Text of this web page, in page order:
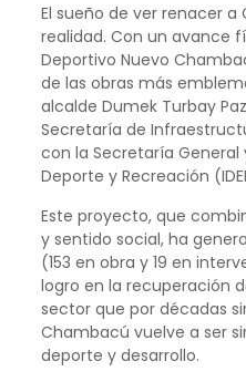
El sueño de ver renacer
realidad. Con un avance
Deportivo Nuevo
de las obras más
alcalde Dumek Turbay
Secretaría de
con la Secretaría
Deporte y Recreación
Este proyecto, que
y sentido social, ha
(153 en obra y 19 en
logro en la recuperación
sector que por décadas
Chambacú vuelve a ser
deporte y desarrollo.